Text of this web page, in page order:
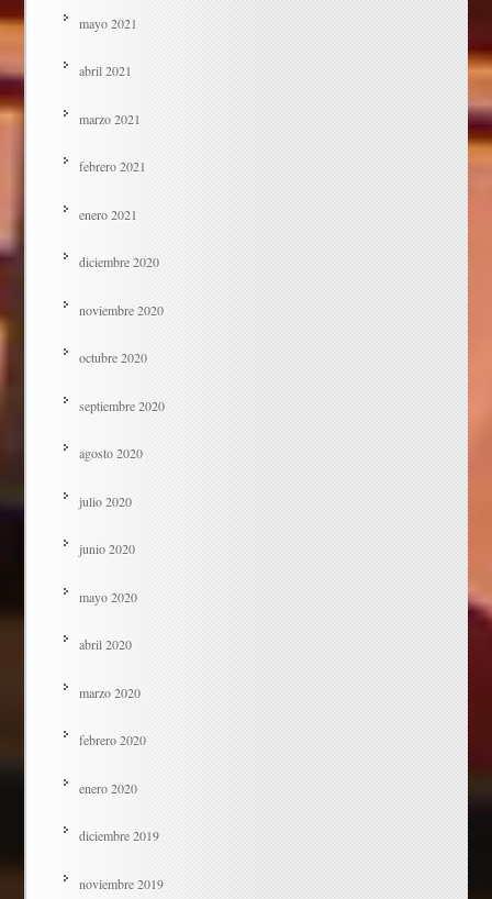
mayo 2021
abril 2021
marzo 2021
febrero 2021
enero 2021
diciembre 2020
noviembre 2020
octubre 2020
septiembre 2020
agosto 2020
julio 2020
junio 2020
mayo 2020
abril 2020
marzo 2020
febrero 2020
enero 2020
diciembre 2019
noviembre 2019